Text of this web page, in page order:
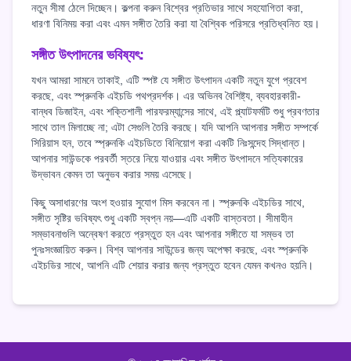
নতুন সীমা ঠেলে দিচ্ছেন। কল্পনা করুন বিশ্বের প্রতিভার সাথে সহযোগিতা করা,
ধারণা বিনিময় করা এবং এমন সঙ্গীত তৈরি করা যা বৈশ্বিক পরিসরে প্রতিধ্বনিত হয়।
সঙ্গীত উৎপাদনের ভবিষ্যৎ:
যখন আমরা সামনে তাকাই, এটি স্পষ্ট যে সঙ্গীত উৎপাদন একটি নতুন যুগে প্রবেশ
করছে, এবং স্প্রুনকি এইচডি পথপ্রদর্শক। এর অভিনব বৈশিষ্ট্য, ব্যবহারকারী-
বান্ধব ডিজাইন, এবং শক্তিশালী পারফরম্যান্সের সাথে, এই প্ল্যাটফর্মটি শুধু প্রবণতার
সাথে তাল মিলাচ্ছে না; এটা সেগুলি তৈরি করছে। যদি আপনি আপনার সঙ্গীত সম্পর্কে
সিরিয়াস হন, তবে স্প্রুনকি এইচডিতে বিনিয়োগ করা একটি নিঃসন্দেহ সিদ্ধান্ত।
আপনার সাউন্ডকে পরবর্তী স্তরে নিয়ে যাওয়ার এবং সঙ্গীত উৎপাদনে সত্যিকারের
উদ্ভাবন কেমন তা অনুভব করার সময় এসেছে।
কিছু অসাধারণের অংশ হওয়ার সুযোগ মিস করবেন না। স্প্রুনকি এইচডির সাথে,
সঙ্গীত সৃষ্টির ভবিষ্যৎ শুধু একটি স্বপ্ন নয়—এটি একটি বাস্তবতা। সীমাহীন
সম্ভাবনাগুলি অন্বেষণ করতে প্রস্তুত হন এবং আপনার সঙ্গীতে যা সম্ভব তা
পুনঃসংজ্ঞায়িত করুন। বিশ্ব আপনার সাউন্ডের জন্য অপেক্ষা করছে, এবং স্প্রুনকি
এইচডির সাথে, আপনি এটি শেয়ার করার জন্য প্রস্তুত হবেন যেমন কখনও হয়নি।